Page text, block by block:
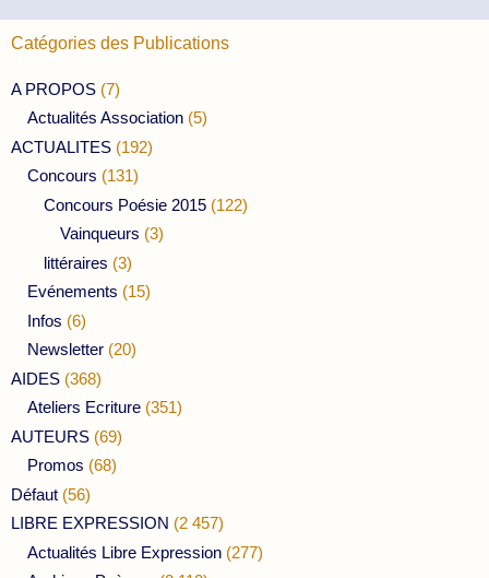
Catégories des Publications
A PROPOS (7)
Actualités Association (5)
ACTUALITES (192)
Concours (131)
Concours Poésie 2015 (122)
Vainqueurs (3)
littéraires (3)
Evénements (15)
Infos (6)
Newsletter (20)
AIDES (368)
Ateliers Ecriture (351)
AUTEURS (69)
Promos (68)
Défaut (56)
LIBRE EXPRESSION (2 457)
Actualités Libre Expression (277)